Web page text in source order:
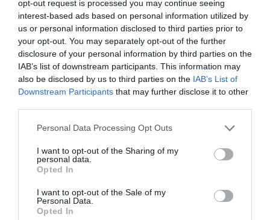
opt-out request is processed you may continue seeing
interest-based ads based on personal information utilized by
us or personal information disclosed to third parties prior to
your opt-out. You may separately opt-out of the further
disclosure of your personal information by third parties on the
IAB’s list of downstream participants. This information may
also be disclosed by us to third parties on the IAB’s List of
Downstream Participants that may further disclose it to other
Personal Data Processing Opt Outs
I want to opt-out of the Sharing of my
personal data.
Opted In
I want to opt-out of the Sale of my
Personal Data.
Opted In
a fost recunoscut de polițiști într-un selfie postat pe
rețelele sociale de partenera sa. Imaginea a fost
comparată cu înregistrările camerelor de
supraveghere din magazin, iar identitatea hoțului –
un român cunoscut deja pentru infracțiuni similare –
a fost confirmată.
sale, aflat într-o mașină cu alte două persoane. A
fost arestat imediat, iar instanța a dispus măsura
arestului la domiciliu. Femeia a fost denunțată în
stare de libertate.